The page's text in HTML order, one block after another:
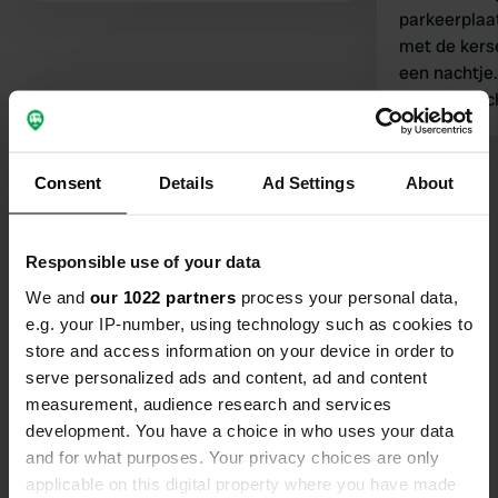
Consent Details Ad Settings About
Responsible use of your data
We and our 1022 partners process your personal data,
e.g. your IP-number, using technology such as cookies to
store and access information on your device in order to
serve personalized ads and content, ad and content
measurement, audience research and services
development. You have a choice in who uses your data
and for what purposes. Your privacy choices are only
applicable on this digital property where you have made
parkeerplaats en niet in het
met de
een
Goede
Bekijk alle 58 reviews
Contact
Locatie